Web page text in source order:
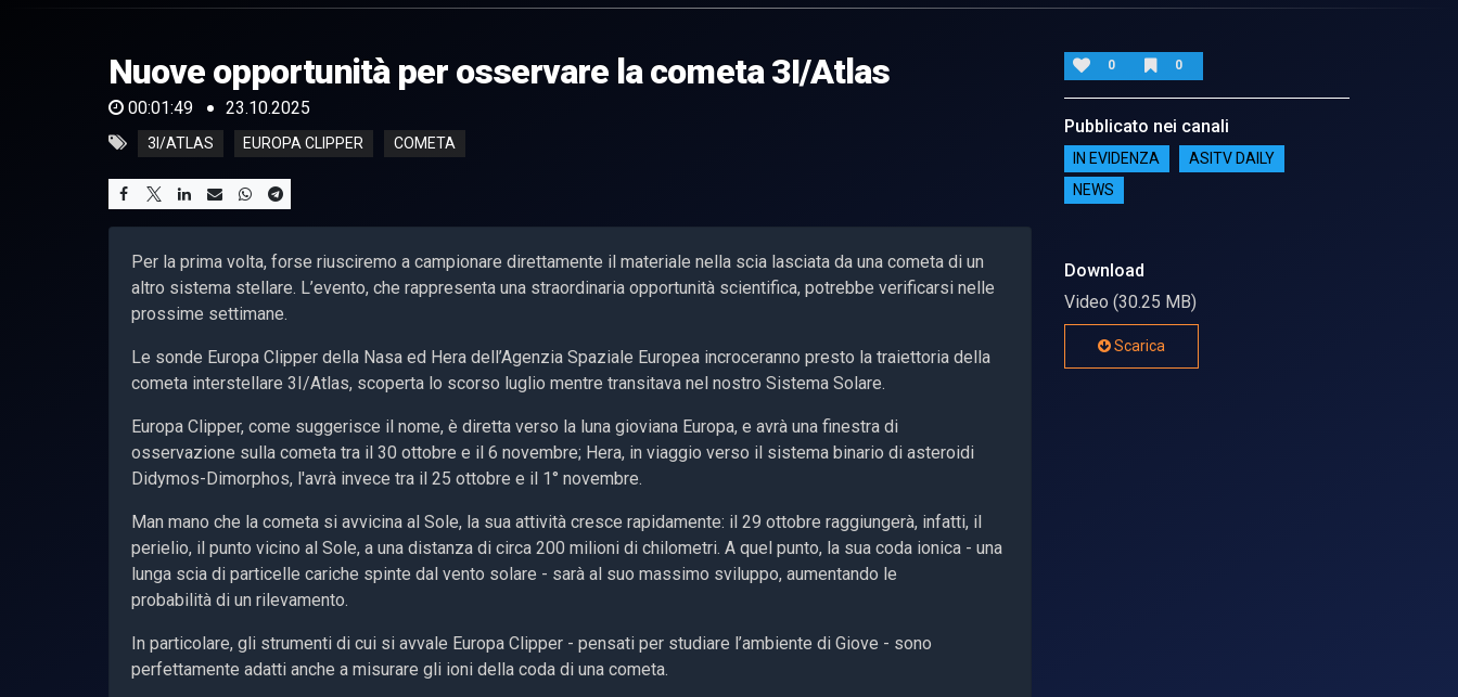
of
49
secondsVolume
0%
Nuove opportunità per osservare la cometa 3I/Atlas
00:01:49 23.10.2025
3I/ATLAS EUROPA CLIPPER COMETA
Per la prima volta, forse riusciremo a campionare direttamente il materiale nella scia lasciata da una cometa di un
altro sistema stellare. L’evento, che rappresenta una straordinaria opportunità scientifica, potrebbe verificarsi nelle
prossime settimane.
Le sonde Europa Clipper della Nasa ed Hera dell’Agenzia Spaziale Europea incroceranno presto la traiettoria della
cometa interstellare 3I/Atlas, scoperta lo scorso luglio mentre transitava nel nostro Sistema Solare.
Europa Clipper, come suggerisce il nome, è diretta verso la luna gioviana Europa, e avrà una finestra di
osservazione sulla cometa tra il 30 ottobre e il 6 novembre; Hera, in viaggio verso il sistema binario di asteroidi
Didymos-Dimorphos, l'avrà invece tra il 25 ottobre e il 1° novembre.
Man mano che la cometa si avvicina al Sole, la sua attività cresce rapidamente: il 29 ottobre raggiungerà, infatti, il
perielio, il punto vicino al Sole, a una distanza di circa 200 milioni di chilometri. A quel punto, la sua coda ionica - una
lunga scia di particelle cariche spinte dal vento solare - sarà al suo massimo sviluppo, aumentando le
probabilità di un rilevamento.
In particolare, gli strumenti di cui si avvale Europa Clipper - pensati per studiare l’ambiente di Giove - sono
perfettamente adatti anche a misurare gli ioni della coda di una cometa.
0 0
Pubblicato nei canali
IN EVIDENZA
ASITV DAILY
NEWS
Download
Video (30.25 MB)
Scarica